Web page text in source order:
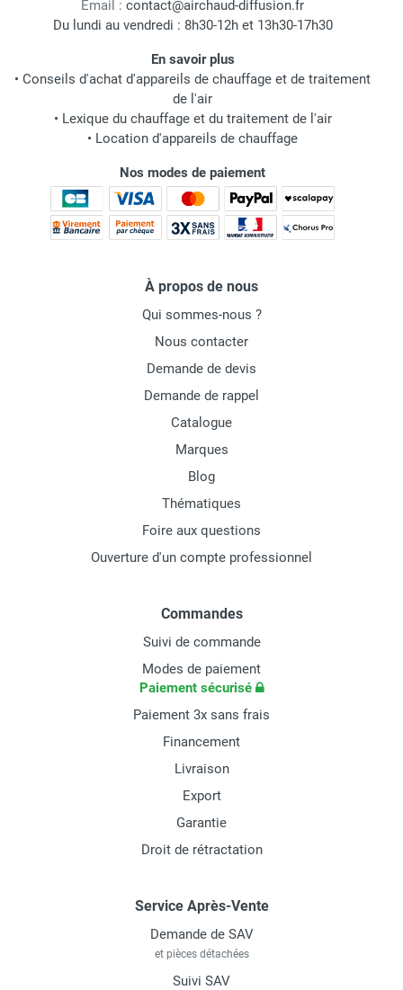
Email : contact@airchaud-diffusion.fr
Du lundi au vendredi : 8h30-12h et 13h30-17h30
En savoir plus
• Conseils d'achat d'appareils de chauffage et de traitement
de l'air
• Lexique du chauffage et du traitement de l'air
• Location d'appareils de chauffage
Nos modes de paiement
À propos de nous
Qui sommes-nous ?
Nous contacter
Demande de devis
Demande de rappel
Catalogue
Marques
Blog
Thématiques
Foire aux questions
Ouverture d'un compte professionnel
Commandes
Suivi de commande
Modes de paiement
Paiement sécurisé
Paiement 3x sans frais
Financement
Livraison
Export
Garantie
Droit de rétractation
Service Après-Vente
Demande de SAV
et pièces détachées
Suivi SAV